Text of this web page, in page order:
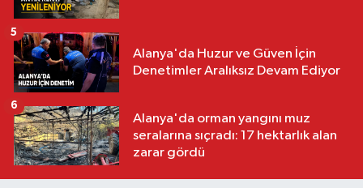
Alanya'da Huzur ve Güven İçin
Denetimler Aralıksız Devam Ediyor
5
Alanya'da orman yangını muz
seralarına sıçradı: 17 hektarlık alan
zarar gördü
6